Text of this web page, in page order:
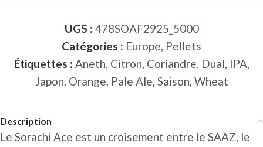
UGS : 478SOAF2925_5000
Catégories : Europe, Pellets
Étiquettes : Aneth, Citron, Coriandre, Dual, IPA,
Japon, Orange, Pale Ale, Saison, Wheat
Description
Le Sorachi Ace est un croisement entre le SAAZ, le